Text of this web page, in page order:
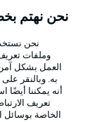
نحن نهتم
نحن
وملفات
العمل بشكل
به. وبالنقر
أنه يمكننا أيضًا
تعريف
الخاصة